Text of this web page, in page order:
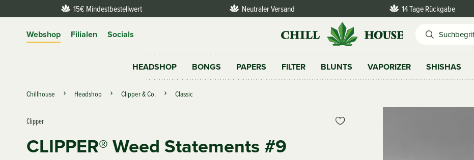
15€ Mindestbestellwert Neutraler Versand 14 Tage Rückgabe
Webshop Filialen Socials
HEADSHOP BONGS PAPERS FILTER BLUNTS VAPORIZER SHISHAS
Chillhouse Headshop Clipper & Co. Classic
CLIPPER® Weed Statements #9
Clipper